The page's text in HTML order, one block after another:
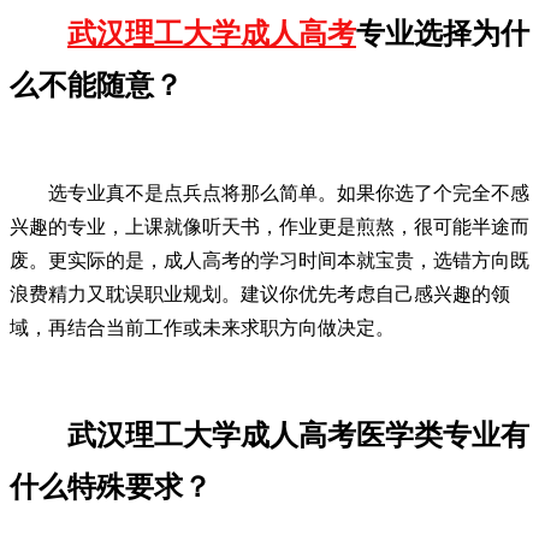
武汉理工大学成人高考专业选择为什
么不能随意？
选专业真不是点兵点将那么简单。如果你选了个完全不感
兴趣的专业，上课就像听天书，作业更是煎熬，很可能半途而
废。更实际的是，成人高考的学习时间本就宝贵，选错方向既
浪费精力又耽误职业规划。建议你优先考虑自己感兴趣的领
域，再结合当前工作或未来求职方向做决定。
武汉理工大学成人高考医学类专业有
什么特殊要求？